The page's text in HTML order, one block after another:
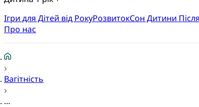
Ігри для Дітей від РокуРозвитокCон Дитини
Про нас
Вагітність
...